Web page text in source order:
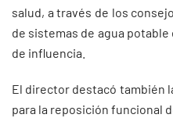
salud, a través de los
de sistemas de agua
de influencia.
El director destacó también
para la reposición funcional